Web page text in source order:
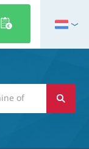
English
Deutsch